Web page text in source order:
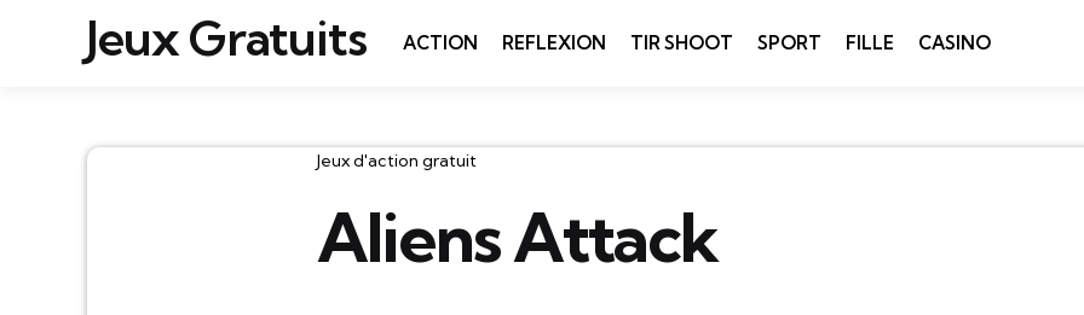
Jeux Gratuits ACTION REFLEXION TIR SHOOT SPORT FILLE CASINO
Catégories
Jeux d'action gratuit
Aliens Attack